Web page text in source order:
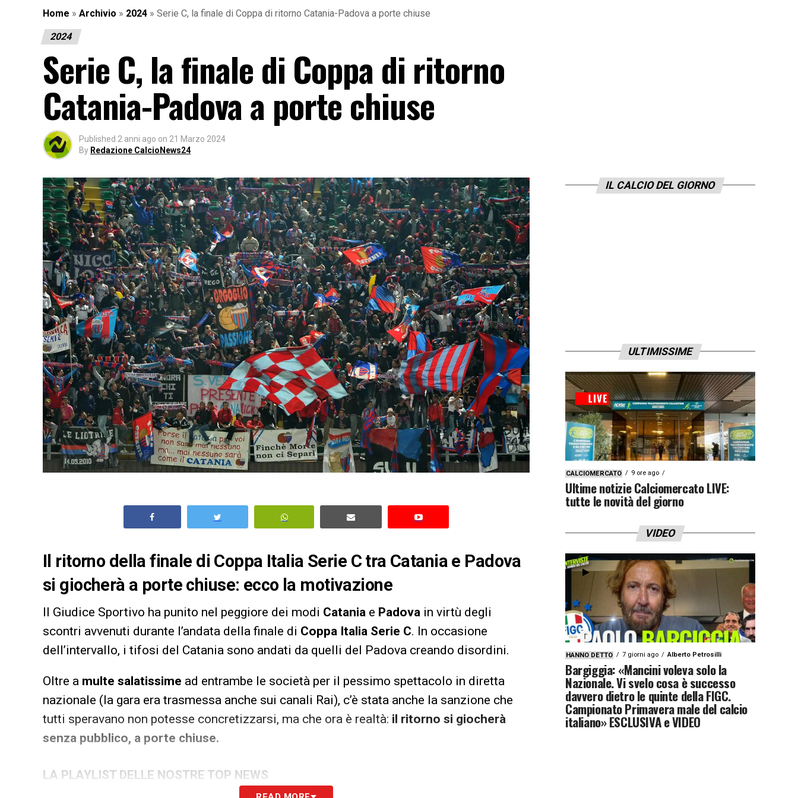
Home » Archivio » 2024 » Serie C, la finale di Coppa di ritorno Catania-Padova a porte chiuse
2024
Serie C, la finale di Coppa di ritorno
Catania-Padova a porte chiuse
Published 2 anni ago on 21 Marzo 2024
By Redazione CalcioNews24
Il ritorno della finale di Coppa Italia Serie C tra Catania e Padova
si giocherà a porte chiuse: ecco la motivazione
Il Giudice Sportivo ha punito nel peggiore dei modi Catania e Padova in virtù degli
scontri avvenuti durante l’andata della finale di Coppa Italia Serie C. In occasione
dell’intervallo, i tifosi del Catania sono andati da quelli del Padova creando disordini.
Oltre a multe salatissime ad entrambe le società per il pessimo spettacolo in diretta
nazionale (la gara era trasmessa anche sui canali Rai), c’è stata anche la sanzione che
tutti speravano non potesse concretizzarsi, ma che ora è realtà: il ritorno si giocherà
senza pubblico, a porte chiuse.
LA PLAYLIST DELLE NOSTRE TOP NEWS
IL CALCIO DEL GIORNO
ULTIMISSIME
CALCIOMERCATO 9 ore ago
Ultime notizie Calciomercato LIVE:
tutte le novità del giorno
VIDEO
HANNO DETTO 7 giorni ago Alberto Petrosilli
Bargiggia: «Mancini voleva solo la
Nazionale. Vi svelo cosa è successo
davvero dietro le quinte della FIGC.
Campionato Primavera male del calcio
italiano» ESCLUSIVA e VIDEO